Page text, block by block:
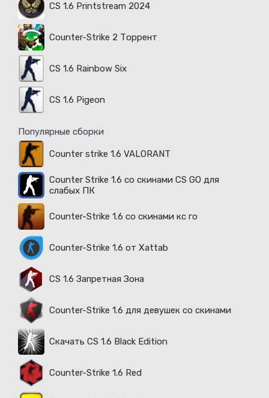
CS 1.6 Printstream 2024
Counter-Strike 2 Торрент
CS 1.6 Rainbow Six
CS 1.6 Pigeon
Популярные сборки
Counter strike 1.6 VALORANT
Counter Strike 1.6 со скинами CS GO для
слабых ПК
Counter-Strike 1.6 со скинами кс го
Counter-Strike 1.6 от Xattab
CS 1.6 Запретная Зона
Counter-Strike 1.6 для девушек со скинами
Скачать CS 1.6 Black Edition
Counter-Strike 1.6 Red